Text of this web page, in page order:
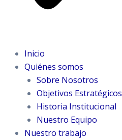
Inicio
Quiénes somos
Sobre Nosotros
Objetivos Estratégicos
Historia Institucional
Nuestro Equipo
Nuestro trabajo